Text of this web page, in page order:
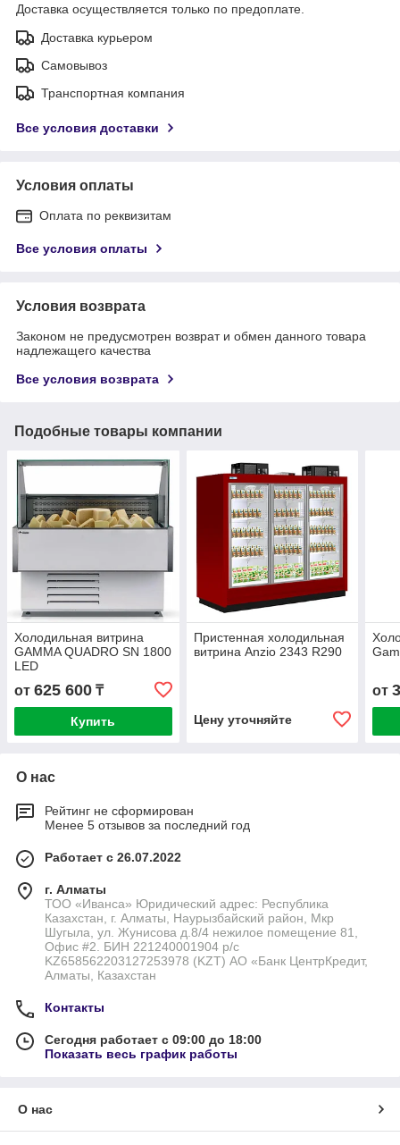
Доставка осуществляется только по предоплате.
Доставка курьером
Самовывоз
Транспортная компания
Все условия доставки
Условия оплаты
Оплата по реквизитам
Все условия оплаты
Условия возврата
Законом не предусмотрен возврат и обмен данного товара
надлежащего качества
Все условия возврата
Подобные товары компании
Холодильная витрина
GAMMA QUADRO SN 1800
LED
от 625 600 ₸
Купить
Пристенная холодильная
витрина Anzio 2343 R290
Цену уточняйте
от
О нас
Рейтинг не сформирован
Менее 5 отзывов за последний год
Работает с 26.07.2022
г. Алматы
ТОО «Иванса» Юридический адрес: Республика
Казахстан, г. Алматы, Наурызбайский район, Мкр
Шугыла, ул. Жунисова д.8/4 нежилое помещение 81,
Офис #2. БИН 221240001904 р/с
KZ658562203127253978 (KZT) АО «Банк ЦентрКредит,
Алматы, Казахстан
Контакты
Сегодня работает с 09:00 до 18:00
Показать весь график работы
О нас